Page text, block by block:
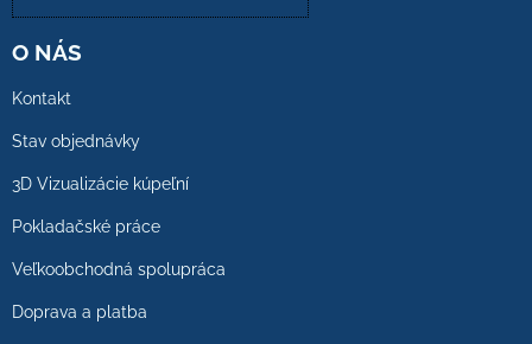
O NÁS
Kontakt
Stav objednávky
3D Vizualizácie kúpeľní
Pokladačské práce
Veľkoobchodná spolupráca
Doprava a platba